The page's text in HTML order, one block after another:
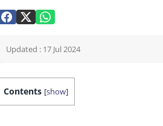
Updated : 17 Jul 2024
Contents [show]